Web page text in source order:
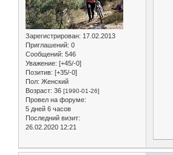
Зарегистрирован: 17.02.2013
Приглашений: 0
Сообщений: 546
Уважение: [+45/-0]
Позитив: [+35/-0]
Пол: Женский
Возраст: 36 [1990-01-26]
Провел на форуме:
5 дней 6 часов
Последний визит:
26.02.2020 12:21